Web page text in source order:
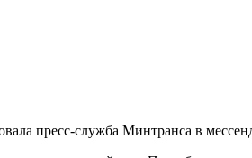
пресс-служба Минтранса в